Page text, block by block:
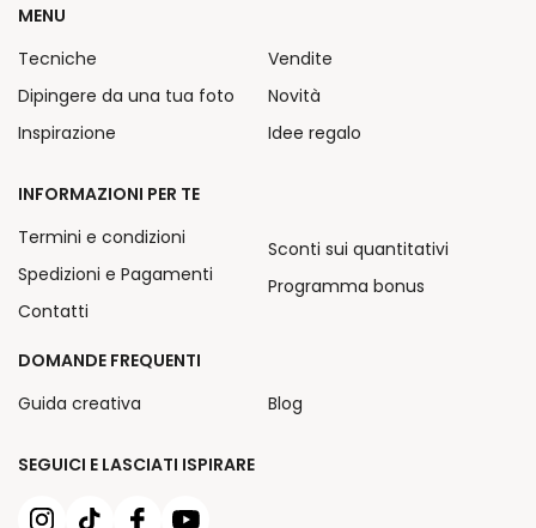
SEGUICI E LASCIATI ISPIRARE
MENU
Tecniche
Dipingere da una tua foto
Inspirazione
Vendite
Novità
Idee regalo
INFORMAZIONI PER TE
Termini e condizioni
Spedizioni e Pagamenti
Contatti
Sconti sui quantitativi
Programma bonus
DOMANDE FREQUENTI
Guida creativa
Blog